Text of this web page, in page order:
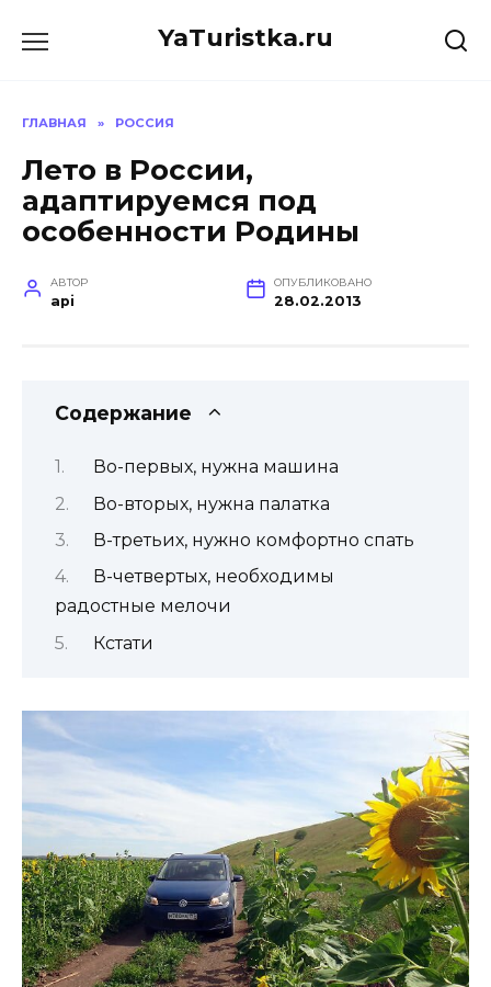
YaTuristka.ru
ГЛАВНАЯ » РОССИЯ
Лето в России,
адаптируемся под
особенности Родины
АВТОР
api
ОПУБЛИКОВАНО
28.02.2013
Содержание
Во-первых, нужна машина
Во-вторых, нужна палатка
В-третьих, нужно комфортно спать
В-четвертых, необходимы
радостные мелочи
Кстати